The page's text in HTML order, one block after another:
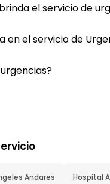
el servicio de
en el servicio de
Andares Hospital